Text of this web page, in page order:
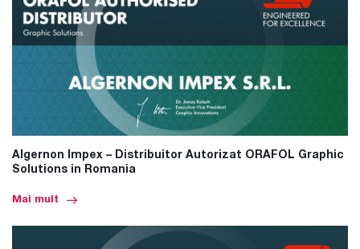
Algernon Impex – Distribuitor Autorizat ORAFOL Graphic
Solutions in Romania
Mai mult